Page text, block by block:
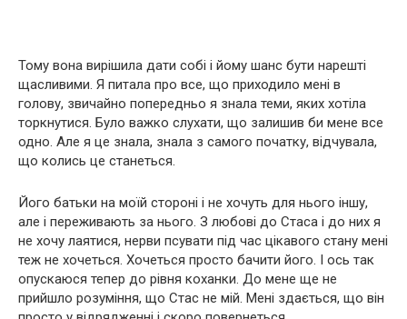
Тому вона вирішила дати собі і йому шанс бути нарешті
щасливими. Я питала про все, що приходило мені в
голову, звичайно попередньо я знала теми, яких хотіла
торкнутися. Було важко слухати, що залишив би мене все
одно. Але я це знала, знала з самого початку, відчувала,
що колись це станеться.
Його батьки на моїй стороні і не хочуть для нього іншу,
але і переживають за нього. З любові до Стаса і до них я
не хочу лаятися, нерви псувати під час цікавого стану мені
теж не хочеться. Хочеться просто бачити його. І ось так
опускаюся тепер до рівня коханки. До мене ще не
прийшло розуміння, що Стас не мій. Мені здається, що він